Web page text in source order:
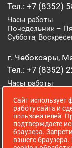
Тел.: +7 (8352)
Часы работы:
Понедельник –
Суббота,
г. Чебоксары,
Тел.: +7 (8352)
Часы работы:
Суббота,
г. Йошкар-Ола,
Тел.: (8362) 41-
Сайт использует
работу сайта и
пользователей.
подтверждаете
браузера.
вашего